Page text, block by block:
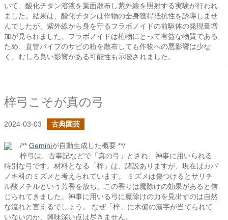
いて、酸化チタン溶液を葉面散布し紫外線を照射する実験が行われ
ました。結果は、酸化チタンは作物の全身獲得抵抗性を誘導しませ
んでしたが、紫外線から身を守るフラボノイドの前駆体の発現量増
加が見られました。フラボノイドは植物にとって有益な物質である
ため、直管パイプのサビの粉を散布しても作物への悪影響は少な
く、むしろ良い影響がある可能性も示唆されました。
梓弓こそが真の弓
2024-03-03 古典園芸
/** Geminiが自動生成した概要 **/
梓弓は、古事記などで「真の弓」とされ、神事に用いられる
特別な弓です。材料となる「梓」は、諸説ありますが、現在はカバ
ノキ科のミズメと考えられています。 ミズメは傷つけるとサリチ
ル酸メチルという芳香を放ち、この香りは魔除けの効果があると信
じられてきました。神事に用いる弓に魔除けの力を見出すのは自然
な流れと言えるでしょう。 なぜ「梓」に木偏の漢字が当てられて
いないのか、興味深い点は尽きません。